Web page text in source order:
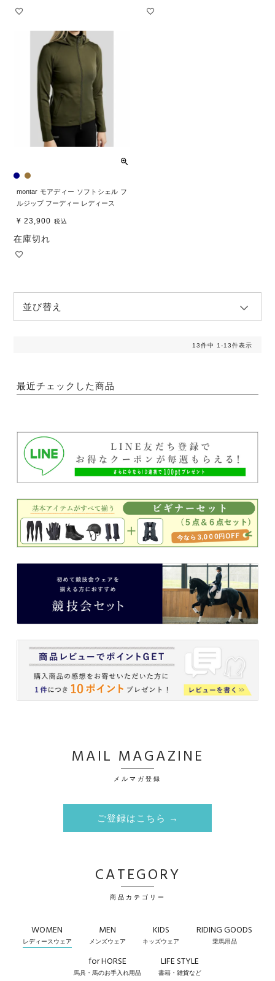
montar モアディー ソフトシェル フ
ルジップ フーディー レディース
¥ 23,900 税込
在庫切れ
並び替え
13件中 1-13件表示
最近チェックした商品
MAIL MAGAZINE
メルマガ登録
ご登録はこちら →
CATEGORY
商品カテゴリー
WOMEN
レディースウェア
MEN
メンズウェア
KIDS
キッズウェア
RIDING GOODS
乗馬用品
for HORSE
馬具・馬のお手入れ用品
LIFE STYLE
書籍・雑貨など